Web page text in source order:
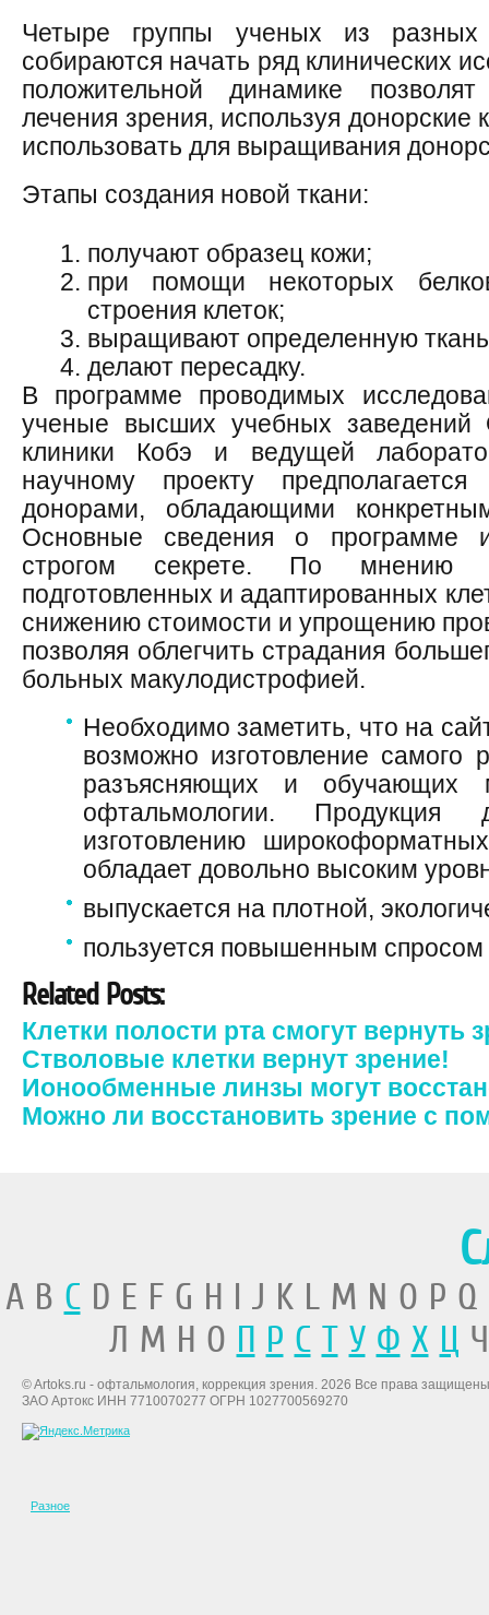
Четыре группы ученых из разных
собираются начать ряд клинических
положительной динамике
лечения зрения, используя донорские
использовать для выращивания
Этапы создания новой ткани:
получают образец кожи;
при помощи некоторых
строения клеток;
выращивают определенную
делают пересадку.
В программе проводимых
ученые высших учебных заведений
клиники Кобэ и ведущей
научному проекту
донорами, обладающими
Основные сведения о программе
строгом секрете. По мнению
подготовленных и адаптированных
снижению стоимости и упрощению
позволяя облегчить страдания
больных макулодистрофией.
Необходимо заметить, что на
возможно изготовление самого
разъясняющих и обучающих
офтальмологии.
изготовлению
обладает довольно высоким
выпускается на плотной,
пользуется повышенным спросом
Related Posts:
Клетки полости рта смогут вернуть
Стволовые клетки вернут зрение!
Ионообменные линзы могут
Можно ли восстановить зрение с
A B CD E F G H I J K L M N O P
Л М Н О П Р С Т У Ф Х Ц
© Artoks.ru - офтальмология, коррекция зрения. 2026 Все права
ЗАО Артокс ИНН 7710070277 ОГРН 1027700569270
Разное